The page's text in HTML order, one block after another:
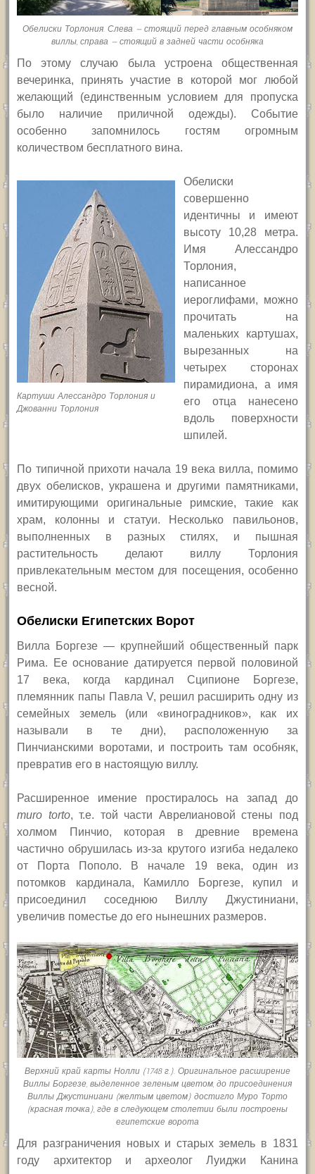
Обелиски Торлония. Слева — стоящий перед главным особняком
виллы, справа — стоящий в задней части особняка
По этому случаю была устроена общественная
вечеринка, принять участие в которой мог любой
желающий (единственным условием для пропуска
было наличие приличной одежды). Событие
особенно запомнилось гостям огромным
количеством бесплатного вина.
Картуши Алессандро Торлония и
Джованни Торлония
Обелиски
совершенно
идентичны и имеют
высоту 10,28 метра.
Имя Алессандро
Торлония,
написанное
иероглифами, можно
прочитать на
маленьких картушах,
вырезанных на
четырех сторонах
пирамидиона, а имя
его отца нанесено
вдоль поверхности
шпилей.
По типичной прихоти начала 19 века вилла, помимо
двух обелисков, украшена и другими памятниками,
имитирующими оригинальные римские, такие как
храм, колонны и статуи. Несколько павильонов,
выполненных в разных стилях, и пышная
растительность делают виллу Торлония
привлекательным местом для посещения, особенно
весной.
Обелиски Египетских Ворот
Вилла Боргезе — крупнейший общественный парк
Рима. Ее основание датируется первой половиной
17 века, когда кардинал Сципионе Боргезе,
племянник папы Павла V, решил расширить одну из
семейных земель (или «виноградников», как их
называли в те дни), расположенную за
Пинчианскими воротами, и построить там особняк,
превратив его в настоящую виллу.
Расширенное имение простиралось на запад до
muro torto,т.е. той части Аврелиановой стены под
холмом Пинчио, которая в древние времена
частично обрушилась из-за крутого изгиба недалеко
от Порта Пополо. В начале 19 века, один из
потомков кардинала, Камилло Боргезе, купил и
присоединил соседнюю Виллу Джустиниани,
увеличив поместье до его нынешних размеров.
Верхний край карты Нолли (1748 г.). Оригинальное расширение
Виллы Боргезе, выделенное зеленым цветом, до присоединения
Виллы Джустиниани (желтым цветом) достигло Муро Торто
(красная точка), где в следующем столетии были построены
египетские ворота
Для разграничения новых и старых земель в 1831
году архитектор и археолог Луиджи Канина